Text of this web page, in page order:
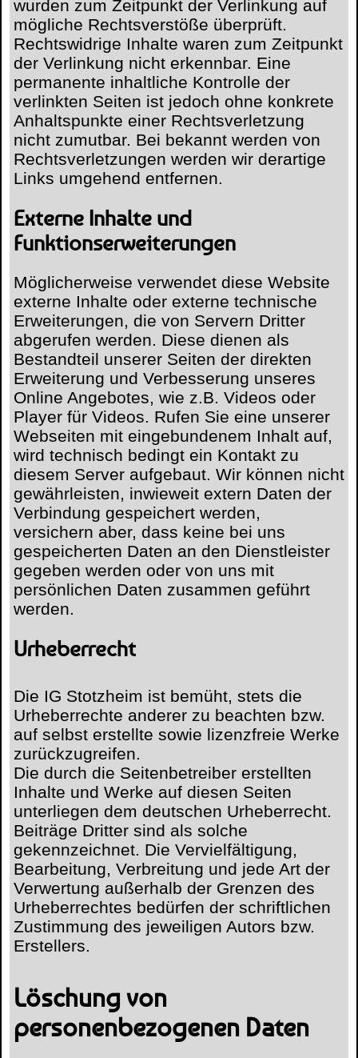
wurden zum Zeitpunkt der Verlinkung auf
mögliche Rechtsverstöße überprüft.
Rechtswidrige Inhalte waren zum Zeitpunkt
der Verlinkung nicht erkennbar. Eine
permanente inhaltliche Kontrolle der
verlinkten Seiten ist jedoch ohne konkrete
Anhaltspunkte einer Rechtsverletzung
nicht zumutbar. Bei bekannt werden von
Rechtsverletzungen werden wir derartige
Links umgehend entfernen.
Externe Inhalte und
Funktionserweiterungen
Möglicherweise verwendet diese Website
externe Inhalte oder externe technische
Erweiterungen, die von Servern Dritter
abgerufen werden. Diese dienen als
Bestandteil unserer Seiten der direkten
Erweiterung und Verbesserung unseres
Online Angebotes, wie z.B. Videos oder
Player für Videos. Rufen Sie eine unserer
Webseiten mit eingebundenem Inhalt auf,
wird technisch bedingt ein Kontakt zu
diesem Server aufgebaut. Wir können nicht
gewährleisten, inwieweit extern Daten der
Verbindung gespeichert werden,
versichern aber, dass keine bei uns
gespeicherten Daten an den Dienstleister
gegeben werden oder von uns mit
persönlichen Daten zusammen geführt
werden.
Urheberrecht
Die IG Stotzheim ist bemüht, stets die
Urheberrechte anderer zu beachten bzw.
auf selbst erstellte sowie lizenzfreie Werke
zurückzugreifen.
Die durch die Seitenbetreiber erstellten
Inhalte und Werke auf diesen Seiten
unterliegen dem deutschen Urheberrecht.
Beiträge Dritter sind als solche
gekennzeichnet. Die Vervielfältigung,
Bearbeitung, Verbreitung und jede Art der
Verwertung außerhalb der Grenzen des
Urheberrechtes bedürfen der schriftlichen
Zustimmung des jeweiligen Autors bzw.
Erstellers.
Löschung von
personenbezogenen Daten